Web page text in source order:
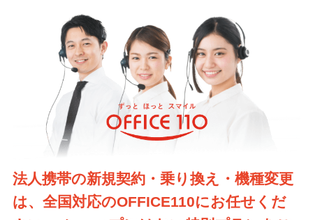
法人携帯の新規契約・乗り換え・機種変更
は、全国対応のOFFICE110にお任せくだ